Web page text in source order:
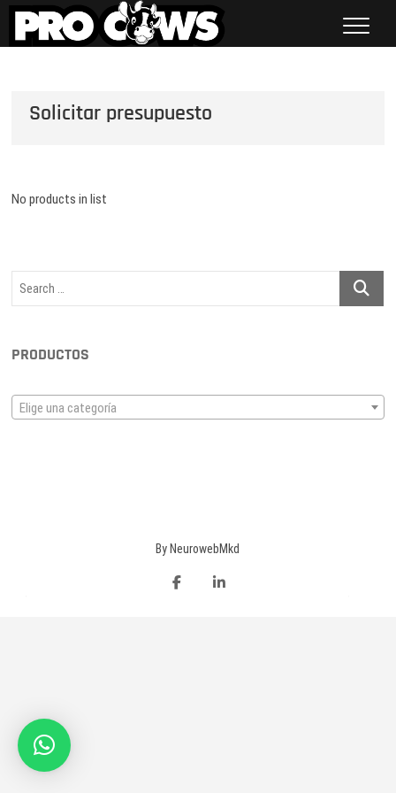
Saltar
contenido
Solicitar presupuesto
No products in list
Search
PRODUCTOS
Elige una categoría
facebookLinkedin